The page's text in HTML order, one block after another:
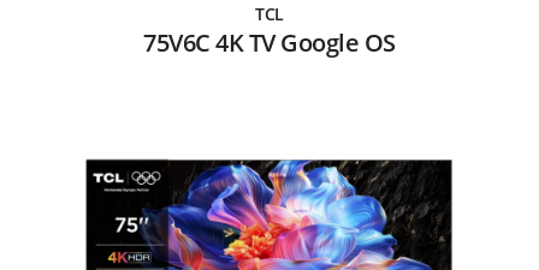
TCL
75V6C 4K TV Google OS